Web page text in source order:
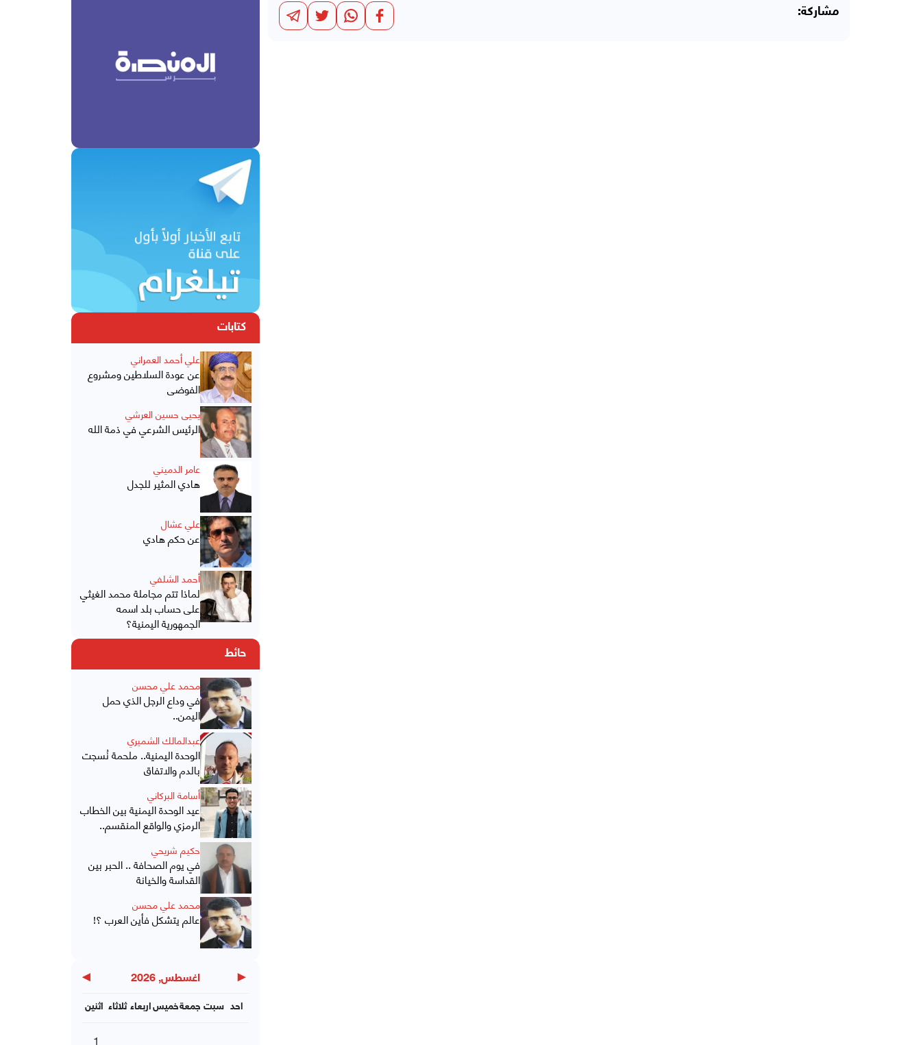
مشاركة:
كتابات
علي أحمد العمراني
عن عودة السلاطين ومشروع
الفوضى
يحيى حسين العرشي
الرئيس الشرعي في ذمة الله
عامر الدميني
هادي المثير للجدل
علي عشال
عن حكم هادي
أحمد الشلفي
لماذا تتم مجاملة محمد الغيثي
على حساب بلد اسمه
الجمهورية اليمنية؟
حائط
محمد علي محسن
في وداع الرجل الذي حمل
اليمن..
عبدالمالك الشميري
الوحدة اليمنية.. ملحمة نُسجت
بالدم والاتفاق
أسامة البركاني
عيد الوحدة اليمنية بين الخطاب
الرمزي والواقع المنقسم..
حكيم شريحي
في يوم الصحافة .. الحبر بين
القداسة والخيانة
محمد علي محسن
عالم يتشكل فأين العرب ؟!
◀ اغسطس, 2026 ▶
اثنين ثلاثاء اربعاءخميسجمعة سبت احد
1